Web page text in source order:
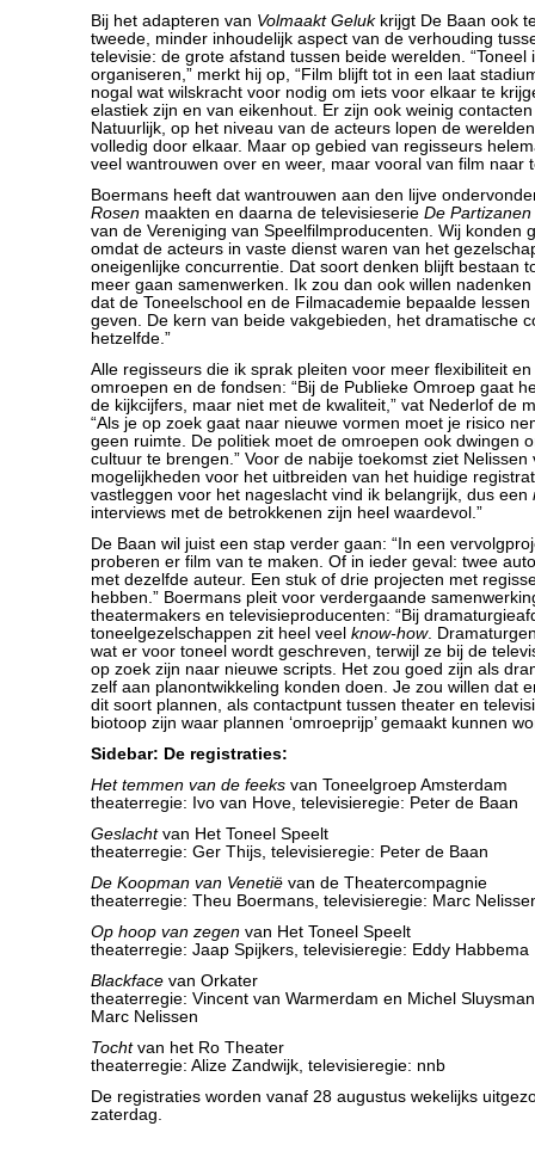
Bij het adapteren van Volmaakt Gelukkrijgt De Baan ook
tweede, minder inhoudelijk aspect van de verhouding
televisie: de grote afstand tussen beide werelden. “Toneel
organiseren,” merkt hij op, “Film blijft tot in een laat
nogal wat wilskracht voor nodig om iets voor elkaar te
elastiek zijn en van eikenhout. Er zijn ook weinig
Natuurlijk, op het niveau van de acteurs lopen de
volledig door elkaar. Maar op gebied van regisseurs
veel wantrouwen over en weer, maar vooral van film naar
Boermans heeft dat wantrouwen aan den lijve
Rosen maakten en daarna de televisieserie De Partizanen
van de Vereniging van Speelfilmproducenten. Wij konden
omdat de acteurs in vaste dienst waren van het
oneigenlijke concurrentie. Dat soort denken blijft bestaan
meer gaan samenwerken. Ik zou dan ook willen
dat de Toneelschool en de Filmacademie bepaalde
geven. De kern van beide vakgebieden, het dramatische
hetzelfde.”
Alle regisseurs die ik sprak pleiten voor meer flexibiliteit
omroepen en de fondsen: “Bij de Publieke Omroep gaat
de kijkcijfers, maar niet met de kwaliteit,” vat Nederlof de
“Als je op zoek gaat naar nieuwe vormen moet je risico
geen ruimte. De politiek moet de omroepen ook dwingen
cultuur te brengen.” Voor de nabije toekomst ziet Nelissen
mogelijkheden voor het uitbreiden van het huidige
vastleggen voor het nageslacht vind ik belangrijk, dus een
interviews met de betrokkenen zijn heel waardevol.”
De Baan wil juist een stap verder gaan: “In een
proberen er film van te maken. Of in ieder geval: twee
met dezelfde auteur. Een stuk of drie projecten met
hebben.” Boermans pleit voor verdergaande
theatermakers en televisieproducenten: “Bij
toneelgezelschappen zit heel veel know-how.
wat er voor toneel wordt geschreven, terwijl ze bij de
op zoek zijn naar nieuwe scripts. Het zou goed zijn als
zelf aan planontwikkeling konden doen. Je zou willen dat
dit soort plannen, als contactpunt tussen theater en
biotoop zijn waar plannen ‘omroeprijp’ gemaakt kunnen
Sidebar: De registraties:
Het temmen van de feeks van Toneelgroep Amsterdam
theaterregie: Ivo van Hove, televisieregie: Peter de Baan
Geslachtvan Het Toneel Speelt
theaterregie: Ger Thijs, televisieregie: Peter de Baan
De Koopman van Venetië van de Theatercompagnie
theaterregie: Theu Boermans, televisieregie: Marc
Op hoop van zegen van Het Toneel Speelt
theaterregie: Jaap Spijkers, televisieregie: Eddy Habbema
Blackface van Orkater
theaterregie: Vincent van Warmerdam en Michel
Marc Nelissen
Tochtvan het Ro Theater
theaterregie: Alize Zandwijk, televisieregie: nnb
De registraties worden vanaf 28 augustus wekelijks
zaterdag.